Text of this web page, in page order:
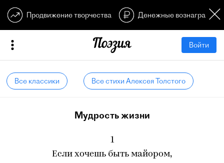
Продвижение творчества Денежные
Войти
Все классики Все стихи Алексея Толстого
Мудрость жизни
1
Если хочешь быть майором,